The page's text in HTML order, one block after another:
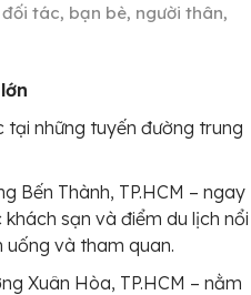
tác, bạn bè, người thân,
tại những tuyến đường trung
Bến Thành, TP.HCM – ngay
sạn và điểm du lịch nổi
uống và tham quan.
Xuân Hòa, TP.HCM – nằm